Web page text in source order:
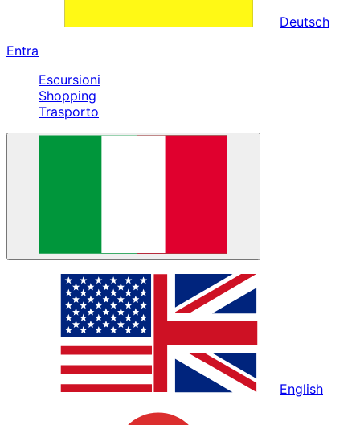
Deutsch
Entra
Escursioni
Shopping
Trasporto
English